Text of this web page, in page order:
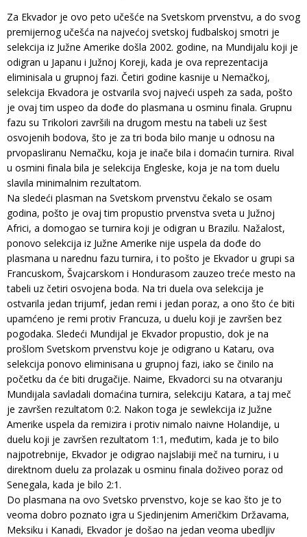
Za Ekvador je ovo peto učešće na Svetskom prvenstvu, a do svog
premijernog učešća na najvećoj svetskoj fudbalskoj smotri je
selekcija iz Južne Amerike došla 2002. godine, na Mundijalu koji je
odigran u Japanu i Južnoj Koreji, kada je ova reprezentacija
eliminisala u grupnoj fazi. Četiri godine kasnije u Nemačkoj,
selekcija Ekvadora je ostvarila svoj najveći uspeh za sada, pošto
je ovaj tim uspeo da dođe do plasmana u osminu finala. Grupnu
fazu su Trikolori završili na drugom mestu na tabeli uz šest
osvojenih bodova, što je za tri boda bilo manje u odnosu na
prvopasliranu Nemačku, koja je inače bila i domaćin turnira. Rival
u osmini finala bila je selekcija Engleske, koja je na tom duelu
slavila minimalnim rezultatom.
Na sledeći plasman na Svetskom prvenstvu čekalo se osam
godina, pošto je ovaj tim propustio prvenstva sveta u Južnoj
Africi, a domogao se turnira koji je odigran u Brazilu. Nažalost,
ponovo selekcija iz Južne Amerike nije uspela da dođe do
plasmana u narednu fazu turnira, i to pošto je Ekvador u grupi sa
Francuskom, Švajcarskom i Hondurasom zauzeo treće mesto na
tabeli uz četiri osvojena boda. Na tri duela ova selekcija je
ostvarila jedan trijumf, jedan remi i jedan poraz, a ono što će biti
upamćeno je remi protiv Francuza, u duelu koji je završen bez
pogodaka. Sledeći Mundijal je Ekvador propustio, dok je na
prošlom Svetskom prvenstvu koje je odigrano u Kataru, ova
selekcija ponovo eliminisana u grupnoj fazi, iako se činilo na
početku da će biti drugačije. Naime, Ekvadorci su na otvaranju
Mundijala savladali domaćina turnira, selekciju Katara, a taj meč
je završen rezultatom 0:2. Nakon toga je sewlekcija iz Južne
Amerike uspela da remizira i protiv nimalo naivne Holandije, u
duelu koji je završen rezultatom 1:1, međutim, kada je to bilo
najpotrebnije, Ekvador je odigrao najslabiji meč na turniru, i u
direktnom duelu za prolazak u osminu finala doživeo poraz od
Senegala, kada je bilo 2:1.
Do plasmana na ovo Svetsko prvenstvo, koje se kao što je to
veoma dobro poznato igra u Sjedinjenim Američkim Državama,
Meksiku i Kanadi, Ekvador je došao na jedan veoma ubedljiv